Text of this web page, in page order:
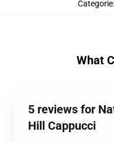
Categorie:
What
5 reviews for
Hill Cappucci